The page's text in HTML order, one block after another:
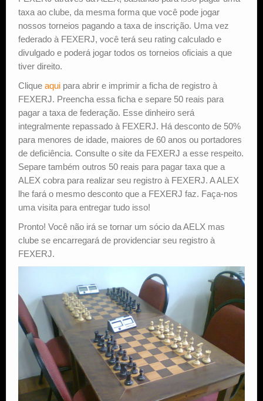
taxa ao clube, da mesma forma que você pode jogar
nossos torneios pagando a taxa de inscrição. Uma vez
federado à FEXERJ, você terá seu rating calculado e
divulgado e poderá jogar todos os torneios oficiais a que
tiver direito.
Clique aqui para abrir e imprimir a ficha de registro à
FEXERJ. Preencha essa ficha e separe 50 reais para
pagar a taxa de federação. Esse dinheiro será
integralmente repassado à FEXERJ. Há desconto de 50%
para menores de idade, maiores de 60 anos ou portadores
de deficiência. Consulte o site da FEXERJ a esse respeito.
Separe também outros 50 reais para pagar taxa que a
ALEX cobra para realizar seu registro à FEXERJ. A ALEX
lhe fará o mesmo desconto que a FEXERJ faz. Faça-nos
uma visita para entregar tudo isso!
Pronto! Você não irá se tornar um sócio da AELX mas
clube se encarregará de providenciar seu registro à
FEXERJ.